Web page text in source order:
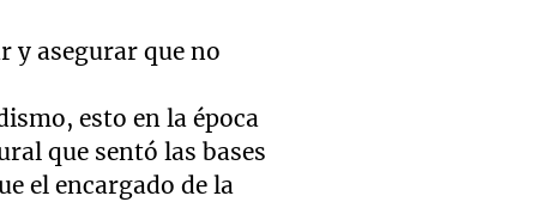
y asegurar que no
esto en la época
que sentó las bases
el encargado de la